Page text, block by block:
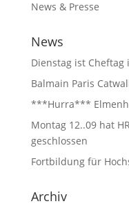
News & Presse
News
Dienstag ist Cheftag
Balmain Paris
***Hurra***
Montag 12..09 hat
geschlossen
Fortbildung für
Archiv